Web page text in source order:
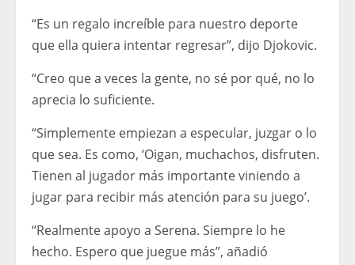
“Es un regalo increíble para nuestro deporte
que ella quiera intentar regresar”, dijo Djokovic.
“Creo que a veces la gente, no sé por qué, no lo
aprecia lo suficiente.
“Simplemente empiezan a especular, juzgar o lo
que sea. Es como, ‘Oigan, muchachos, disfruten.
Tienen al jugador más importante viniendo a
jugar para recibir más atención para su juego’.
“Realmente apoyo a Serena. Siempre lo he
hecho. Espero que juegue más”, añadió